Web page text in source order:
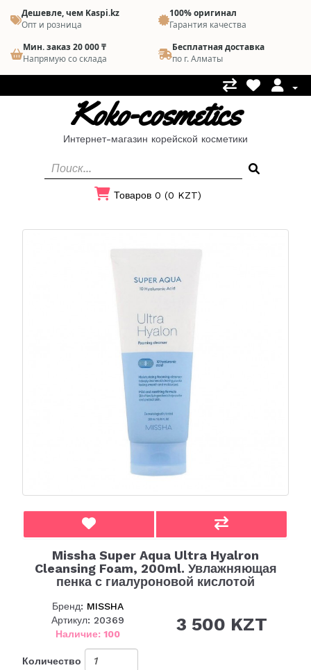
Дешевле, чем Kaspi.kz
Опт и розница
100% оригинал
Гарантия качества
Мин. заказ 20 000 ₸
Напрямую со склада
Бесплатная доставка
по г. Алматы
Koko-cosmetics
Интернет-магазин корейской косметики
Товаров 0 (0 KZT)
Missha Super Aqua Ultra Hyalron
Cleansing Foam, 200ml. Увлажняющая
пенка с гиалуроновой кислотой
Бренд: MISSHA
Артикул: 20369
Наличие: 100
3 500 KZT
Количество